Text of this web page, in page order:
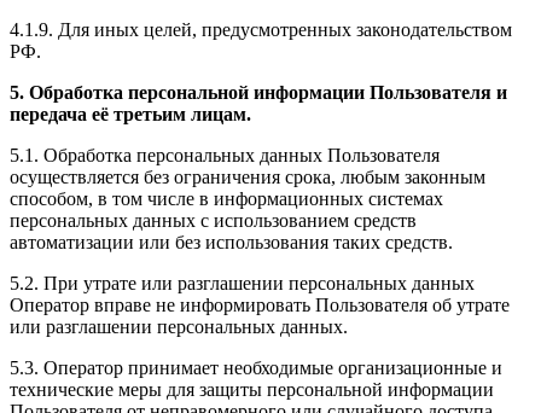
4.1.9. Для иных целей, предусмотренных законодательством
РФ.
5. Обработка персональной информации Пользователя и
передача её третьим лицам.
5.1. Обработка персональных данных Пользователя
осуществляется без ограничения срока, любым законным
способом, в том числе в информационных системах
персональных данных с использованием средств
автоматизации или без использования таких средств.
5.2. При утрате или разглашении персональных данных
Оператор вправе не информировать Пользователя об утрате
или разглашении персональных данных.
5.3. Оператор принимает необходимые организационные и
технические меры для защиты персональной информации